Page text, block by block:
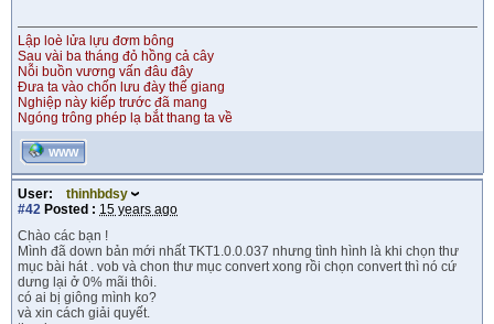
Lập loè lửa lựu đơm bông
Sau vài ba tháng đỏ hồng cả cây
Nỗi buồn vương vấn đâu đây
Đưa ta vào chốn lưu đày thế giang
Nghiệp này kiếp trước đã mang
Ngóng trông phép lạ bắt thang ta về
WWW
User:
thinhbdsy
#42 Posted : 15 years ago
Chào các bạn !
Mình đã down bản mới nhất TKT1.0.0.037 nhưng tình hình là khi chọn thư
mục bài hát . vob và chon thư mục convert xong rồi chọn convert thì nó cứ
dưng lại ở 0% mãi thôi.
có ai bị giông mình ko?
và xin cách giải quyết.